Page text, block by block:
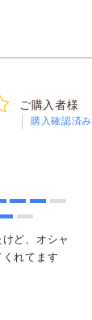
ご購入者様
購入確認済み
ど、オシャ
れてます